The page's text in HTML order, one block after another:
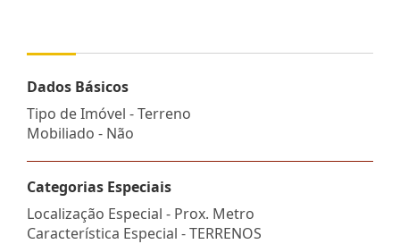
Dados Básicos
Tipo de Imóvel - Terreno
Mobiliado - Não
Categorias Especiais
Localização Especial - Prox. Metro
Característica Especial - TERRENOS